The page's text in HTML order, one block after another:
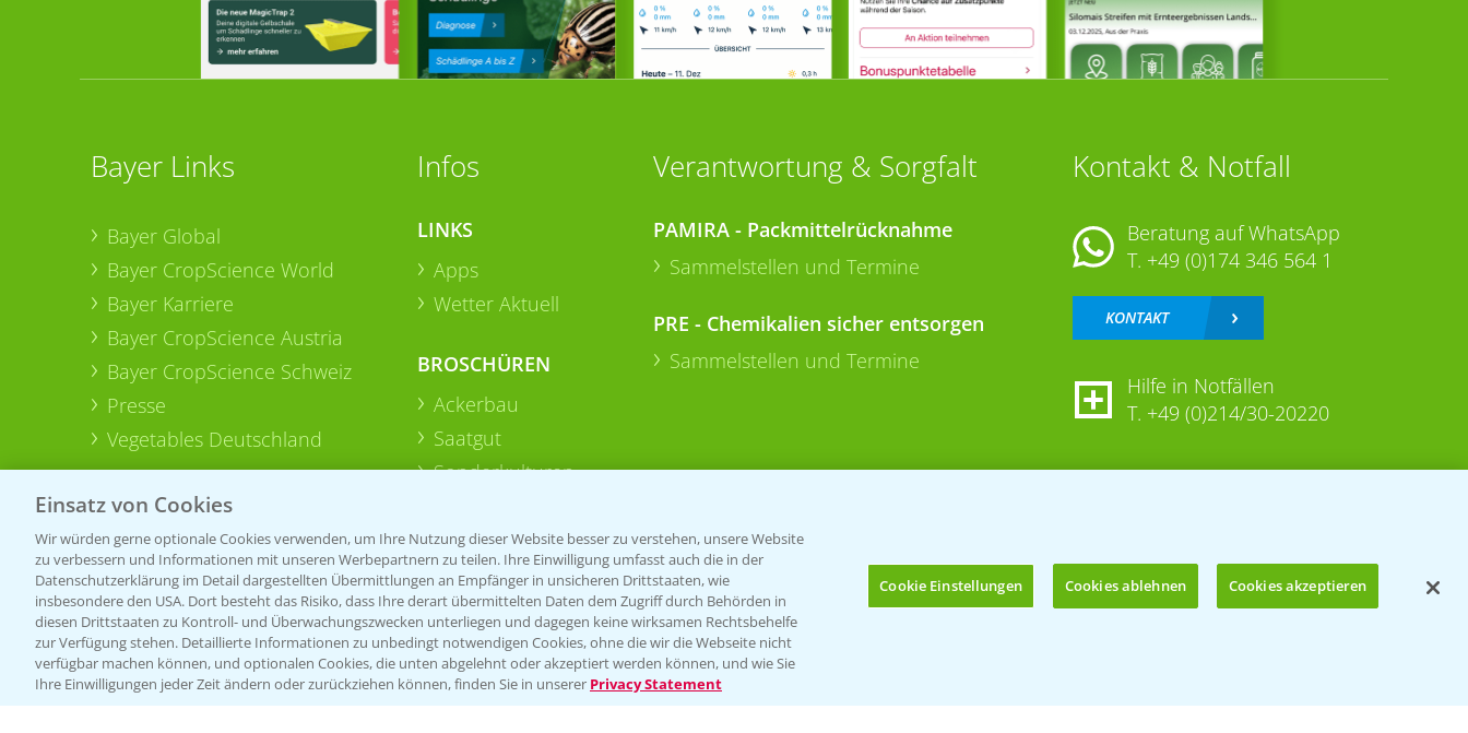
Bis zu 4 Produkte vergleichen:
Bayer Links
Bayer Global
Bayer CropScience World
Bayer Karriere
Bayer CropScience Austria
Bayer CropScience Schweiz
Presse
Vegetables Deutschland
Infos
LINKS
Apps
Wetter Aktuell
BROSCHÜREN
Ackerbau
Saatgut
Sonderkulturen
Verantwortung & Sorgfalt
PAMIRA - Packmittelrücknahme
Sammelstellen und Termine
PRE - Chemikalien sicher entsorgen
Sammelstellen und Termine
Kontakt & Notfall
Beratung auf WhatsApp
T. +49 (0)174 346 564 1
KONTAKT
Hilfe in Notfällen
T. +49 (0)214/30-20220
Folgen Sie uns
Einsatz von Cookies
Wir würden gerne optionale Cookies verwenden, um Ihre Nutzung dieser Website besser zu verstehen, unsere Website
zu verbessern und Informationen mit unseren Werbepartnern zu teilen. Ihre Einwilligung umfasst auch die in der
Datenschutzerklärung im Detail dargestellten Übermittlungen an Empfänger in unsicheren Drittstaaten, wie
insbesondere den USA. Dort besteht das Risiko, dass Ihre derart übermittelten Daten dem Zugriff durch Behörden in
diesen Drittstaaten zu Kontroll- und Überwachungszwecken unterliegen und dagegen keine wirksamen Rechtsbehelfe
zur Verfügung stehen. Detaillierte Informationen zu unbedingt notwendigen Cookies, ohne die wir die Webseite nicht
verfügbar machen können, und optionalen Cookies, die unten abgelehnt oder akzeptiert werden können, und wie Sie
Ihre Einwilligungen jeder Zeit ändern oder zurückziehen können, finden Sie in unserer Privacy Statement
Cookie Einstellungen Cookies ablehnen Cookies akzeptieren